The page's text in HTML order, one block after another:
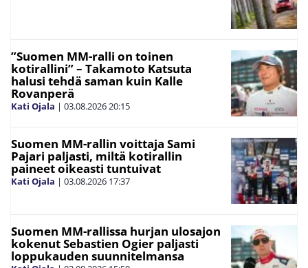
”Suomen MM-ralli on toinen
kotirallini” – Takamoto Katsuta
halusi tehdä saman kuin Kalle
Rovanperä
Kati Ojala | 03.08.202620:15
Suomen MM-rallin voittaja Sami
Pajari paljasti, miltä kotirallin
paineet oikeasti tuntuivat
Kati Ojala | 03.08.2026 17:37
Suomen MM-rallissa hurjan ulosajon
kokenut Sebastien Ogier paljasti
loppukauden suunnitelmansa